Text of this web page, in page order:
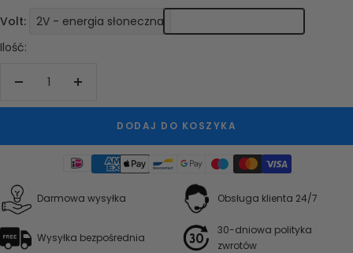
Volt:
2V - energia słoneczna
Ilość:
Zwiększ
ilość
Zmniejsz
ilość
DODAJ DO KOSZYKA
Darmowa wysyłka Obsługa klienta 24/7
Wysyłka bezpośrednia
30-dniowa polityka
zwrotów